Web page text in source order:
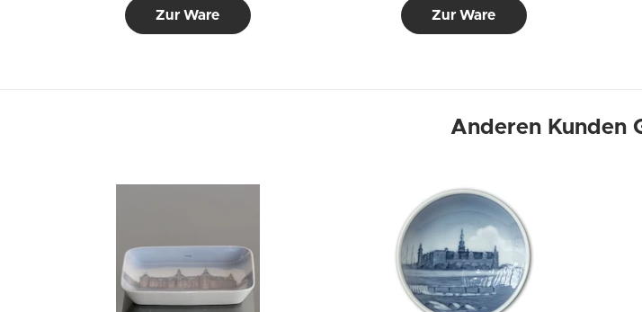
Zur Ware Zur Ware
Anderen Kunden